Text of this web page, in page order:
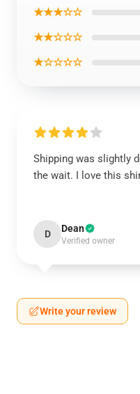
★★★☆☆
★★☆☆☆
★☆☆☆☆
Shipping was slightly
the wait. I love this
D Dean
Verified owner
Write your review